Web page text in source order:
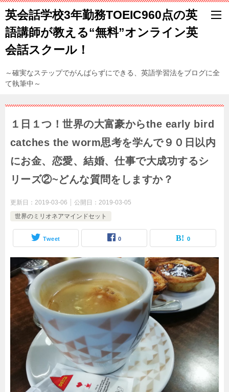
英会話学校3年勤務TOEIC960点の英
語講師が教える“無料”オンライン英
会話スクール！
～確実なステップでがんばらずにできる、英語学習法をブログに全
て執筆中～
１日１つ！世界の大富豪からthe early bird
catches the worm思考を学んで９０日以内
にお金、恋愛、結婚、仕事で大成功するシ
リーズ②~どんな質問をしますか？
更新日： 2019-03-06 公開日： 2019-03-05
世界のミリオネアマインドセット
Tweet 0 0